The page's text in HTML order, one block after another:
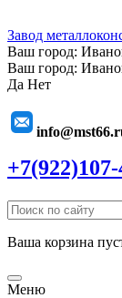
Завод
Ваш город:
Ваш город:
Да Нет
Ваша корзина
Меню